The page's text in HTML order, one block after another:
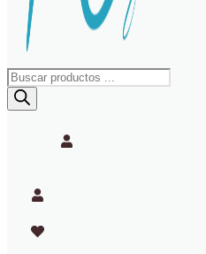
Búsqueda
de
productos